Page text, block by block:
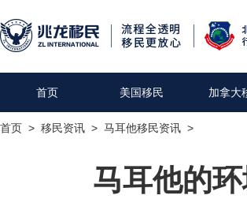
首页 美国移民 加拿大
首页 > 移民资讯 > 马耳他移民资讯 >
马耳他的